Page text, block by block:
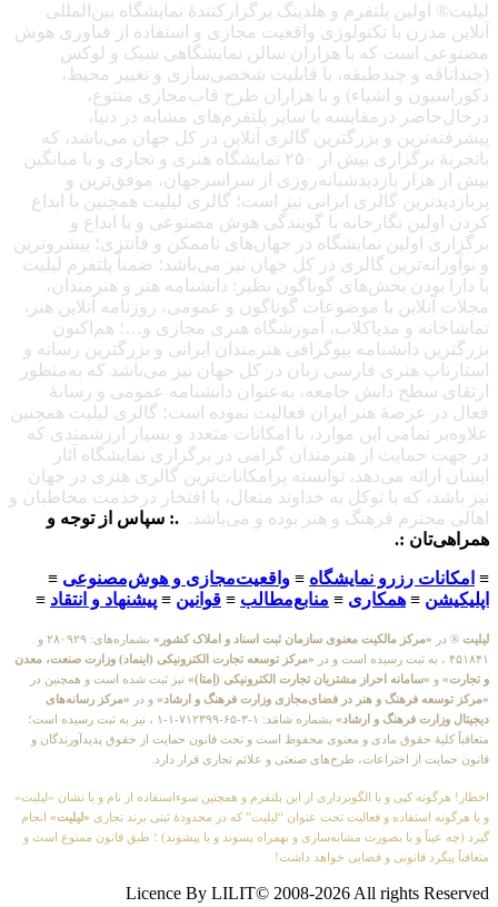
لیلیت® اولین پلتفرم و هلدینگ برگزارکنندهٔ نمایشگاه بین‌المللی
آنلاین مدرن با تکنولوژی واقعیت مجازی و استفاده از فناوری هوش
مصنوعی است که با هزاران سالن نمایشگاهی شیک و لوکس
(چنداتاقه و چندطبقه، با قابلیت شخصی‌سازی و تغییر محیط،
دکوراسیون و اشیاء) و با هزاران طرح قاب‌مجازی متنوع،
درحال‌حاضر درمقایسه با سایر پلتفرم‌های مشابه در دنیا،
پیشرفته‌ترین و بزرگترین گالری آنلاین در کل جهان می‌باشد، که
باتجربهٔ برگزاری بیش از ۲۵۰ نمایشگاه هنری و تجاری و با میانگین
بیش از هزار بازدیدشبانه‌روزی از سراسرجهان، موفق‌ترین و
پربازدیدترین گالری ایرانی نیز است؛ گالری لیلیت همچنین با ابداع
کردن اولین نگارخانه با گویندگی هوش مصنوعی و با ابداع و
برگزاری اولین نمایشگاه در جهان‌های ناممکن و فانتزی؛ پیشروترین
و نوآورانه‌ترین گالری در کل جهان نیز می‌باشد؛ ضمناً پلتفرم لیلیت
با دارا بودن بخش‌های گوناگون نظیر: دانشنامه هنر و هنرمندان،
مجلات آنلاین با موضوعات گوناگون و عمومی، روزنامه آنلاین هنر،
تماشاخانه و مدیاکلاب، آموزشگاه هنری مجازی و…؛ هم‌اکنون
بزرگترین دانشنامه بیوگرافی هنرمندان ایرانی و بزرگترین رسانه و
استارتاپ هنری فارسی زبان در کل جهان نیز می‌باشد که به‌منظور
ارتقای سطح دانش جامعه، به‌عنوان دانشنامه عمومی و رسانهٔ
فعال در عرصهٔ هنر ایران فعالیت نموده است؛ گالری لیلیت همچنین
علاوه‌بر تمامی این موارد، با امکانات متعدد و بسیار ارزشمندی که
در جهت حمایت از هنرمندان گرامی در برگزاری نمایشگاه آثار
ایشان ارائه می‌دهد، توانسته پرامکانات‌ترین گالری هنری در جهان
نیز باشد، که با توکل به خداوند متعال، با افتخار درخدمت مخاطبان و
اهالی محترم فرهنگ و هنر بوده و می‌باشد. .: سپاس از توجه و
همراهی‌تان :.
≡ امکانات رزرو نمایشگاه ≡ واقعیت‌مجازی و هوش‌مصنوعی ≡
اپلیکیشن ≡ همکاری ≡ منابع‌مطالب ≡ قوانین ≡ پیشنهاد و انتقاد ≡
لیلیت ® در «مرکز مالکیت معنوی سازمان ثبت اسناد و املاک کشور»
بشماره‌های: ۲۸۰۹۲۹ و
۴۵۱۸۴۱ ، به ثبت رسیده است و در
«مرکز توسعه تجارت الکترونیکی (اینماد) وزارت صنعت، معدن
و تجارت» و «سامانه احراز مشتریان تجارت الکترونیکی (اِمتا)» نیز ثبت شده است و همچنین در
«مرکز توسعه فرهنگ و هنر در فضای‌مجازی وزارت فرهنگ و ارشاد» و در «مرکز رسانه‌های
دیجیتال وزارت فرهنگ و ارشاد»
بشماره شامَد: ۱-۳-۶۵-۷۱۲۳۹۹-۱-۱ ، نیز به ثبت رسیده است؛
متعاقباً کلیهٔ حقوق مادی و معنوی محفوظ است و تحت قانون حمایت از حقوق پدیدآورندگان و
قانون حمایت از اختراعات، طرح‌های صنعتی و علائم تجاری قرار دارد.
اخطار! هرگونه کپی و یا الگوبرداری از این پلتفرم و همچنین سوءاستفاده از نام و یا نشان «لیلیت»
و یا هرگونه استفاده و فعالیت تحت عنوان “لیلیت” که در محدودهٔ ثبتی برند تجاری «لیلیت» انجام
گیرد (چه عیناً و یا بصورت مشابه‌سازی و بهمراه پسوند و یا پیشوند) ؛ طبق قانون ممنوع است و
متعاقباً پیگرد قانونی و قضایی خواهد داشت!
Licence By LILIT© 2008-2026 All rights Reserved